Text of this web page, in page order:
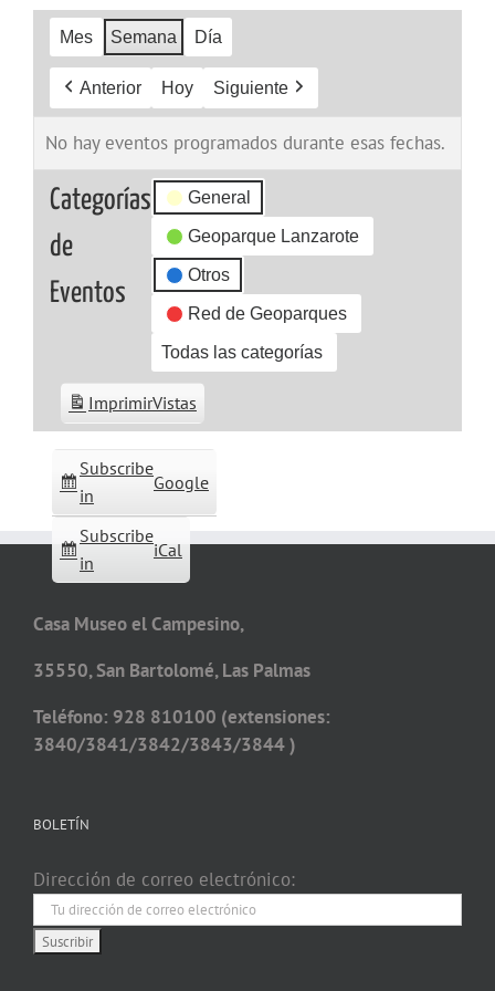
Mes Semana Día
Anterior Hoy Siguiente
No hay eventos programados durante esas fechas.
Categorías
de
Eventos
General
Geoparque Lanzarote
Otros
Red de Geoparques
Todas las categorías
Subscribe
in
Google
Subscribe
in
iCal
ImprimirVistas
Casa Museo el Campesino,
35550, San Bartolomé, Las Palmas
Teléfono: 928 810100 (extensiones:
3840/3841/3842/3843/3844 )
BOLETÍN
Dirección de correo electrónico: